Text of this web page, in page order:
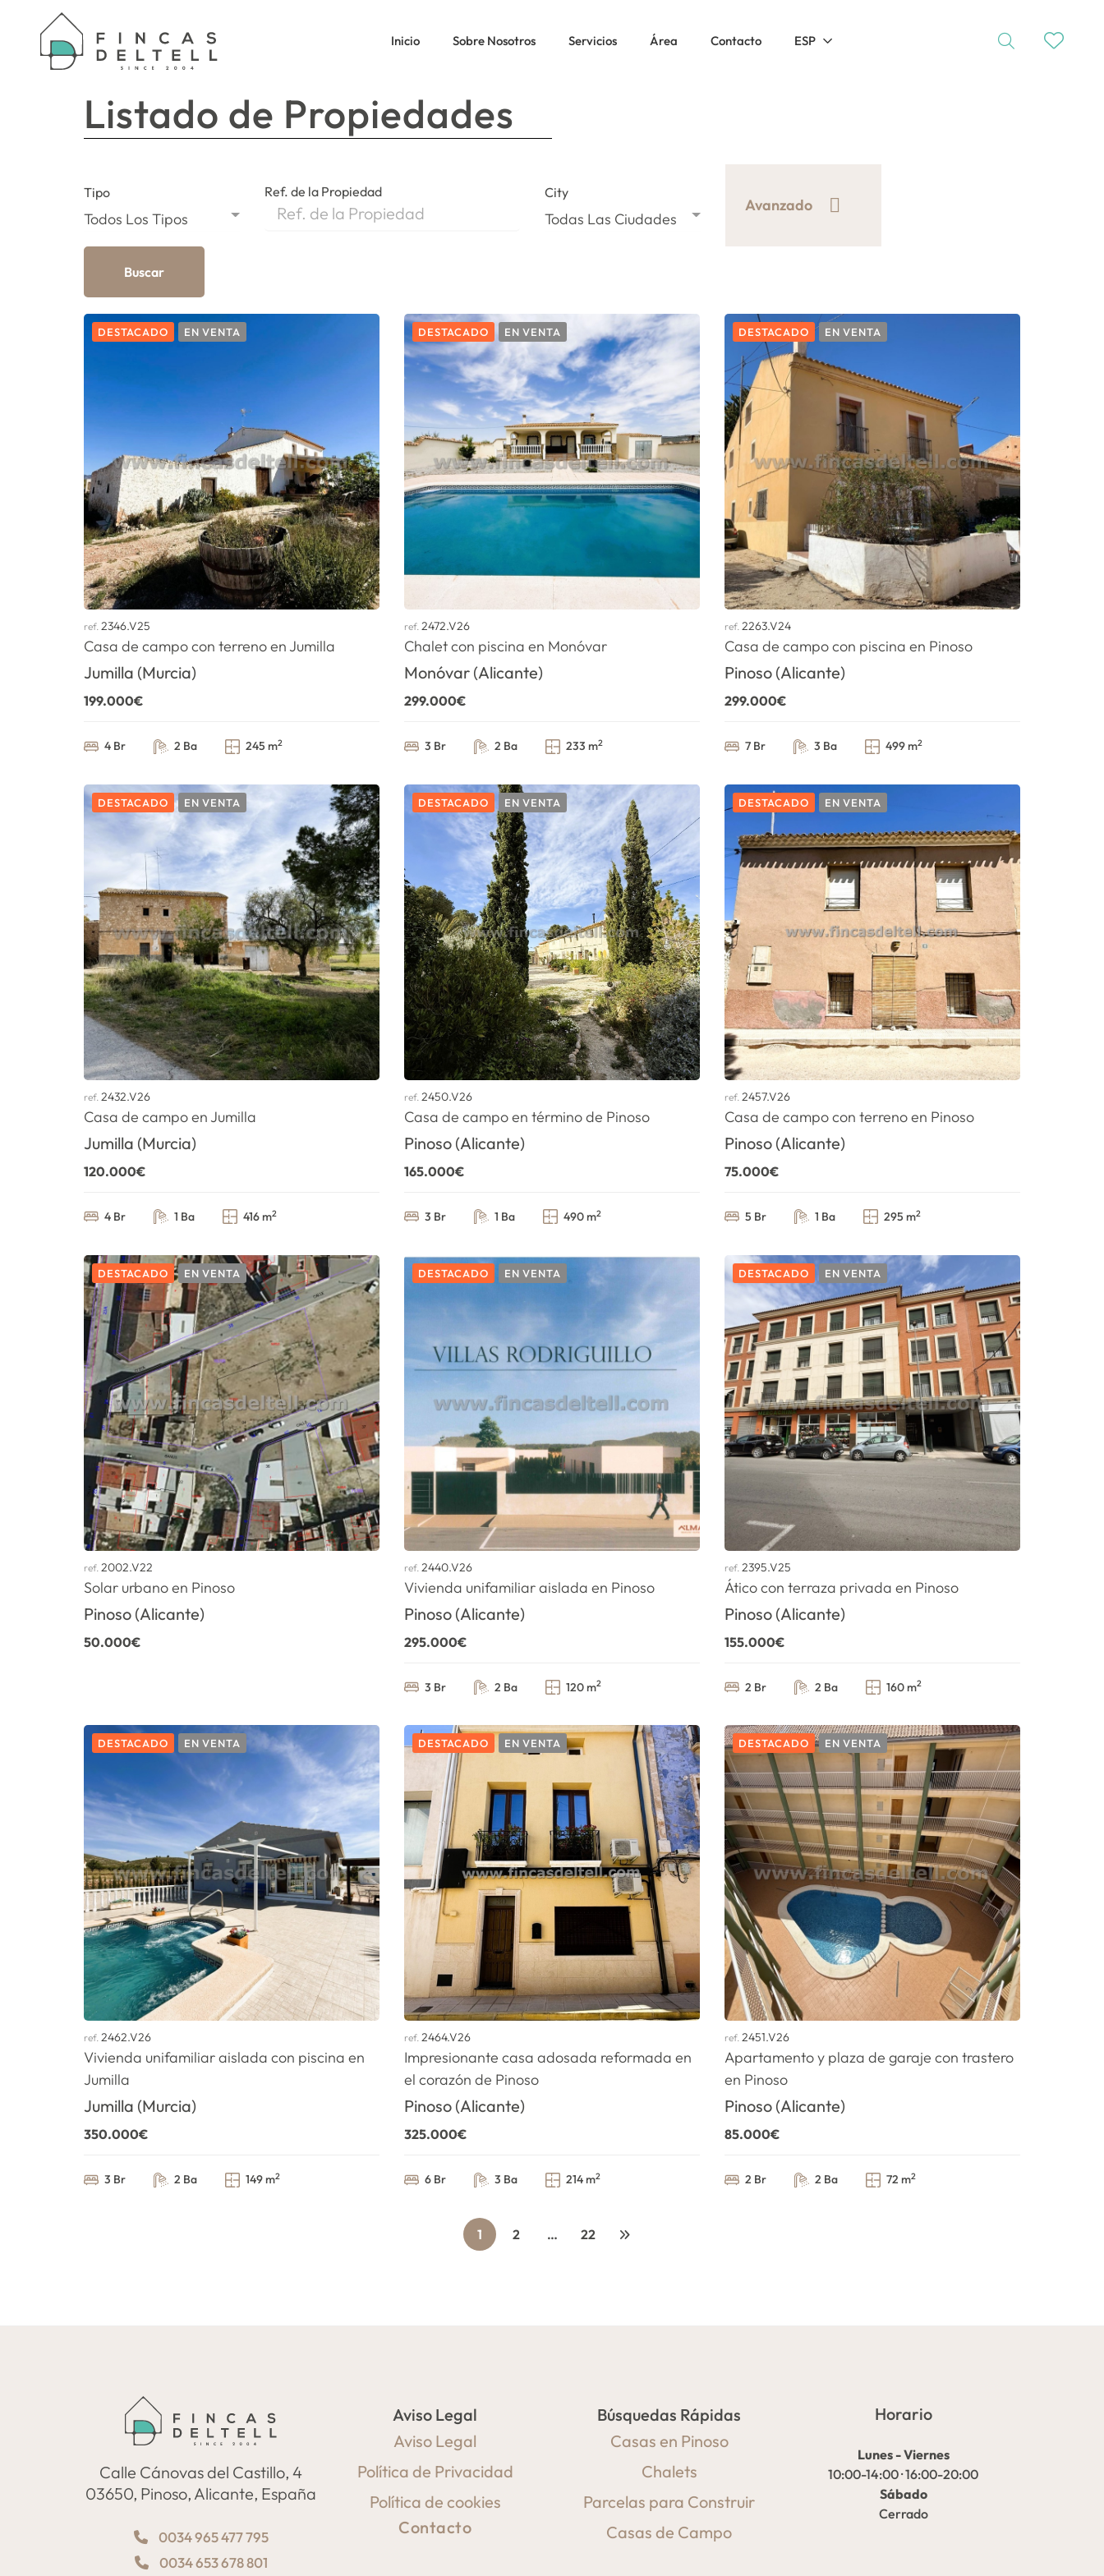
Inicio Sobre Nosotros Servicios Área Contacto ESP
Listado de Propiedades
Tipo
Todos Los Tipos
Ref. de la Propiedad City
Todas Las Ciudades
Avanzado
Buscar
DESTACADO EN VENTA
ref. 2346.V25
Casa de campo con terreno en Jumilla
Jumilla (Murcia)
199.000€
4 Br 2 Ba 245 m2
DESTACADO EN VENTA
ref. 2472.V26
Chalet con piscina en Monóvar
Monóvar (Alicante)
299.000€
3 Br 2 Ba 233 m2
DESTACADO EN VENTA
ref. 2263.V24
Casa de campo con piscina en Pinoso
Pinoso (Alicante)
299.000€
7 Br 3 Ba 499 m2
DESTACADO EN VENTA
ref. 2432.V26
Casa de campo en Jumilla
Jumilla (Murcia)
120.000€
4 Br 1 Ba 416 m2
DESTACADO EN VENTA
ref. 2450.V26
Casa de campo en término de Pinoso
Pinoso (Alicante)
165.000€
3 Br 1 Ba 490 m2
DESTACADO EN VENTA
ref. 2457.V26
Casa de campo con terreno en Pinoso
Pinoso (Alicante)
75.000€
5 Br 1 Ba 295 m2
DESTACADO EN VENTA
ref. 2002.V22
Solar urbano en Pinoso
Pinoso (Alicante)
50.000€
DESTACADO EN VENTA
ref. 2440.V26
Vivienda unifamiliar aislada en Pinoso
Pinoso (Alicante)
295.000€
3 Br 2 Ba 120 m2
DESTACADO EN VENTA
ref. 2395.V25
Ático con terraza privada en Pinoso
Pinoso (Alicante)
155.000€
2 Br 2 Ba 160 m2
DESTACADO EN VENTA
ref. 2462.V26
Vivienda unifamiliar aislada con piscina en
Jumilla
Jumilla (Murcia)
350.000€
3 Br 2 Ba 149 m2
DESTACADO EN VENTA
ref. 2464.V26
Impresionante casa adosada reformada en
el corazón de Pinoso
Pinoso (Alicante)
325.000€
6 Br 3 Ba 214 m2
DESTACADO EN VENTA
ref. 2451.V26
Apartamento y plaza de garaje con trastero
en Pinoso
Pinoso (Alicante)
85.000€
2 Br 2 Ba 72 m2
1 2 … 22
Calle Cánovas del Castillo, 4
03650, Pinoso, Alicante, España
0034 965 477 795
0034 653 678 801
Aviso Legal
Aviso Legal
Política de Privacidad
Política de cookies
Contacto
Búsquedas Rápidas
Casas en Pinoso
Chalets
Parcelas para Construir
Casas de Campo
Horario
Lunes - Viernes
10:00-14:00 · 16:00-20:00
Sábado
Cerrado